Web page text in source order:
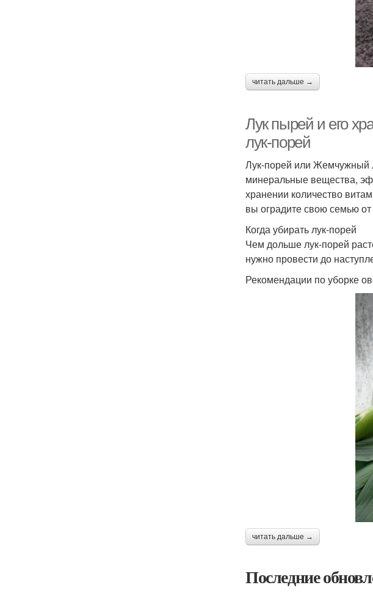
читать дальше →
Лук пырей и его
лук-порей
Лук-порей или Жемчужный
минеральные вещества,
хранении количество
вы оградите свою семью
Когда убирать лук-порей
Чем дольше лук-порей
нужно провести до
Рекомендации по уборке
читать дальше →
Последние